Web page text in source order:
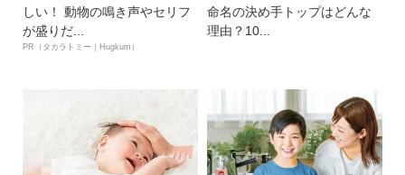
しい！ 動物の鳴き声やセリフ
が盛りだ...
PR（タカラトミー｜Hugkum）
命名の決め手トップはどんな
理由？10...